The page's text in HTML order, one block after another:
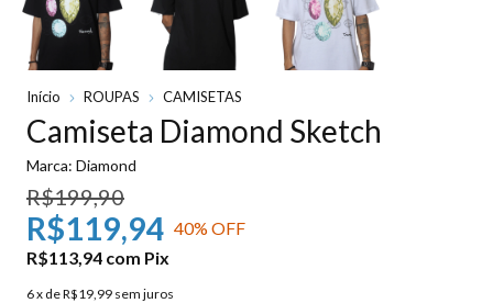
Início ROUPAS CAMISETAS
Camiseta Diamond Sketch
Marca: Diamond
R$199,90
R$119,94 40% OFF
R$113,94 com Pix
6x deR$19,99 sem juros